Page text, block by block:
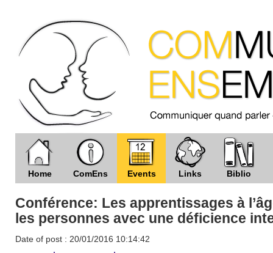
Home ComEns Events Links Biblio
Conférence: Les apprentissages à
les personnes avec une déficience
Date of post : 20/01/2016 10:14:42